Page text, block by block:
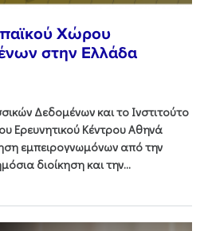
Χώρου
στην Ελλάδα
Δεδομένων και το Ινστιτούτο
Ερευνητικού Κέντρου Αθηνά
εμπειρογνωμόνων από την
διοίκηση και την...